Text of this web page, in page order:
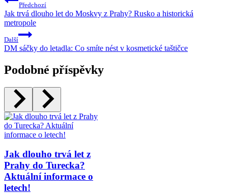
Předchozí
Jak trvá dlouho let do Moskvy z Prahy? Rusko a historická
metropole
Další
DM sáčky do letadla: Co smíte nést v kosmetické taštičce
Podobné příspěvky
Jak dlouho trvá let z
Prahy do Turecka?
Aktuální informace o
letech!